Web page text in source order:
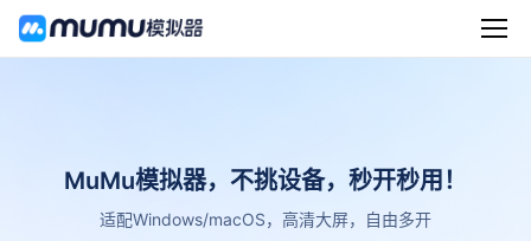
MuMu模拟器，不挑设备，秒开秒用！
适配Windows/macOS，高清大屏，自由多开